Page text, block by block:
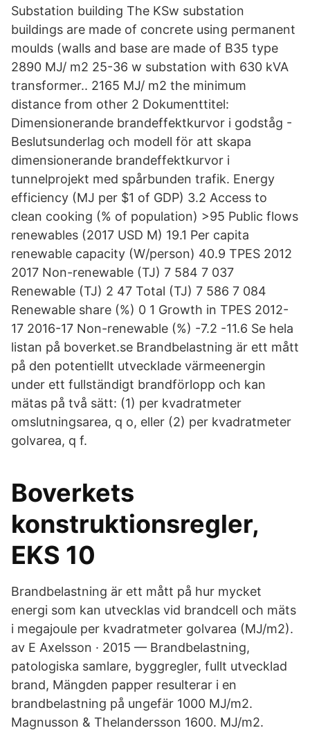
Substation building The KSw substation
buildings are made of concrete using permanent
moulds (walls and base are made of B35 type
2890 MJ/ m2 25-36 w substation with 630 kVA
transformer.. 2165 MJ/ m2 the minimum
distance from other 2 Dokumenttitel:
Dimensionerande brandeffektkurvor i godståg -
Beslutsunderlag och modell för att skapa
dimensionerande brandeffektkurvor i
tunnelprojekt med spårbunden trafik. Energy
efficiency (MJ per $1 of GDP) 3.2 Access to
clean cooking (% of population) >95 Public flows
renewables (2017 USD M) 19.1 Per capita
renewable capacity (W/person) 40.9 TPES 2012
2017 Non-renewable (TJ) 7 584 7 037
Renewable (TJ) 2 47 Total (TJ) 7 586 7 084
Renewable share (%) 0 1 Growth in TPES 2012-
17 2016-17 Non-renewable (%) -7.2 -11.6 Se hela
listan på boverket.se Brandbelastning är ett mått
på den potentiellt utvecklade värmeenergin
under ett fullständigt brandförlopp och kan
mätas på två sätt: (1) per kvadratmeter
omslutningsarea, q o, eller (2) per kvadratmeter
golvarea, q f.
Boverkets
konstruktionsregler,
EKS 10
Brandbelastning är ett mått på hur mycket
energi som kan utvecklas vid brandcell och mäts
i megajoule per kvadratmeter golvarea (MJ/m2).
av E Axelsson · 2015 — Brandbelastning,
patologiska samlare, byggregler, fullt utvecklad
brand, Mängden papper resulterar i en
brandbelastning på ungefär 1000 MJ/m2.
Magnusson & Thelandersson 1600. MJ/m2.